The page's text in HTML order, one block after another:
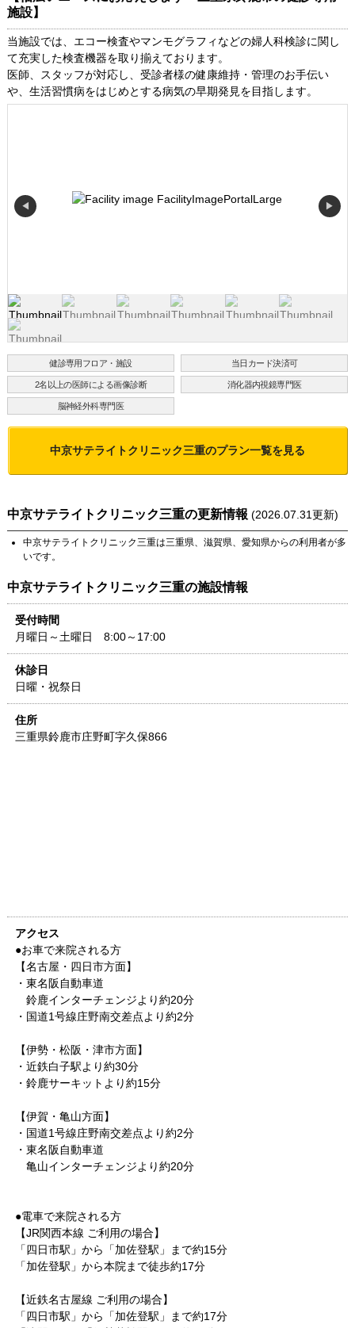
施設】
当施設では、エコー検査やマンモグラフィなどの婦人科検診に関し
て充実した検査機器を取り揃えております。
医師、スタッフが対応し、受診者様の健康維持・管理のお手伝い
や、生活習慣病をはじめとする病気の早期発見を目指します。
◀ ▶
健診専用フロア・施設 当日カード決済可
2名以上の医師による画像診断 消化器内視鏡専門医
脳神経外科専門医
中京サテライトクリニック三重のプラン一覧を見る
中京サテライトクリニック三重の更新情報 (2026.07.31更新)
中京サテライトクリニック三重は三重県、 滋賀県、 愛知県からの利用者が多
いです。
中京サテライトクリニック三重の施設情報
受付時間
月曜日～土曜日 8:00～17:00
休診日
日曜・祝祭日
住所
三重県鈴鹿市庄野町字久保866
アクセス
●お車で来院される方
【名古屋・四日市方面】
・東名阪自動車道
鈴鹿インターチェンジより約20分
・国道1号線庄野南交差点より約2分
【伊勢・松阪・津市方面】
・近鉄白子駅より約30分
・鈴鹿サーキットより約15分
【伊賀・亀山方面】
・国道1号線庄野南交差点より約2分
・東名阪自動車道
亀山インターチェンジより約20分
●電車で来院される方
【JR関西本線 ご利用の場合】
「四日市駅」から「加佐登駅」まで約15分
「加佐登駅」から本院まで徒歩約17分
【近鉄名古屋線 ご利用の場合】
「四日市駅」から「加佐登駅」まで約17分